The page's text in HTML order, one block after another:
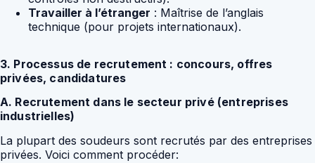
Travailler à l’étranger : Maîtrise de l’anglais
technique (pour projets internationaux).
3. Processus de recrutement : concours, offres
privées, candidatures
A. Recrutement dans le secteur privé (entreprises
industrielles)
La plupart des soudeurs sont recrutés par des entreprises
privées. Voici comment procéder: